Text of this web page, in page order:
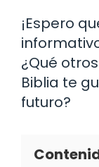
¡Espero
¿Qué
Biblia te
futuro?